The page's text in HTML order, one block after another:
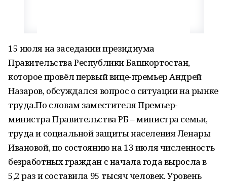
15 июля на заседании президиума
Правительства Республики Башкортостан,
которое провёл первый вице-премьер Андрей
Назаров, обсуждался вопрос о ситуации на рынке
труда.По словам заместителя Премьер-
министра Правительства РБ – министра семьи,
труда и социальной защиты населения Ленары
Ивановой, по состоянию на 13 июля численность
безработных граждан с начала года выросла в
5,2 раз и составила 95 тысяч человек. Уровень